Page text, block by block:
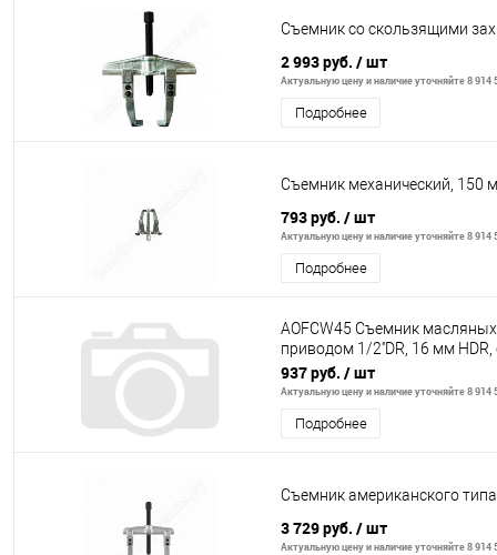
Съемник со скользящими
2 993 руб. / шт
Актуальную цену и наличие уточняйте 8 914
Подробнее
Съемник механический, 150
793 руб. / шт
Актуальную цену и наличие уточняйте 8 914
Подробнее
AOFCW45 Съемник
приводом 1/2''DR, 16 мм
мм
937 руб. / шт
Актуальную цену и наличие уточняйте 8 914
Подробнее
Съемник американского
3 729 руб. / шт
Актуальную цену и наличие уточняйте 8 914